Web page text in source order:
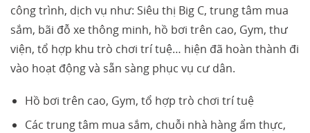
công trình, dịch vụ như: Siêu thị Big C, trung tâm mua
sắm, bãi đỗ xe thông minh, hồ bơi trên cao, Gym, thư
viện, tổ hợp khu trò chơi trí tuệ… hiện đã hoàn thành đi
vào hoạt động và sẵn sàng phục vụ cư dân.
Hồ bơi trên cao, Gym, tổ hợp trò chơi trí tuệ
Các trung tâm mua sắm, chuỗi nhà hàng ẩm thực,